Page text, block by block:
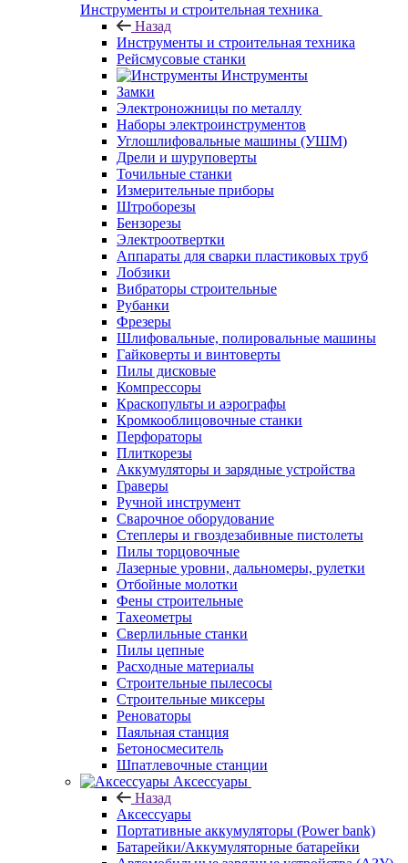
Инструменты и строительная техника
Назад
Инструменты и строительная техника
Рейсмусовые станки
Инструменты
Замки
Электроножницы по металлу
Наборы электроинструментов
Углошлифовальные машины (УШМ)
Дрели и шуруповерты
Точильные станки
Измерительные приборы
Штроборезы
Бензорезы
Электроотвертки
Аппараты для сварки пластиковых труб
Лобзики
Вибраторы строительные
Рубанки
Фрезеры
Шлифовальные, полировальные машины
Гайковерты и винтоверты
Пилы дисковые
Компрессоры
Краскопульты и аэрографы
Кромкооблицовочные станки
Перфораторы
Плиткорезы
Аккумуляторы и зарядные устройства
Граверы
Ручной инструмент
Сварочное оборудование
Степлеры и гвоздезабивные пистолеты
Пилы торцовочные
Лазерные уровни, дальномеры, рулетки
Отбойные молотки
Фены строительные
Тахеометры
Сверлильные станки
Пилы цепные
Расходные материалы
Строительные пылесосы
Строительные миксеры
Реноваторы
Паяльная станция
Бетоносмеситель
Шпатлевочные станции
Аксессуары
Назад
Аксессуары
Портативные аккумуляторы (Power bank)
Батарейки/Аккумуляторные батарейки